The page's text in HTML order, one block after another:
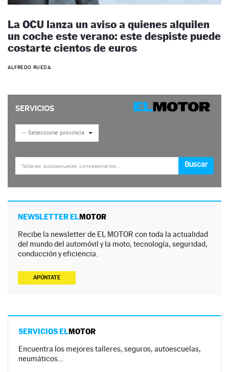
La OCU lanza un aviso a quienes alquilen
un coche este verano: este despiste puede
costarte cientos de euros
ALFREDO RUEDA
NEWSLETTER ELMOTOR
Recibe la newsletter de EL MOTOR con toda la actualidad
del mundo del automóvil y la moto, tecnología, seguridad,
conducción y eficiencia.
APÚNTATE
SERVICIOS ELMOTOR
Encuentra los mejores talleres, seguros, autoescuelas,
neumáticos…